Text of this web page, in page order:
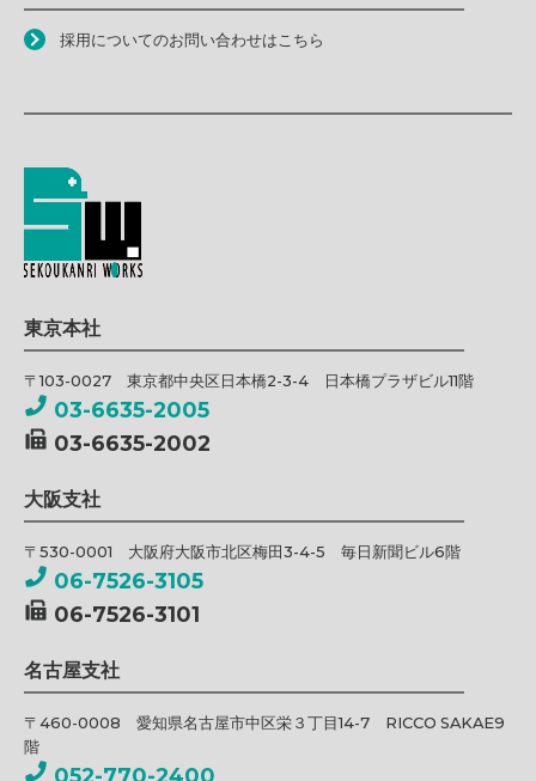
採用についてのお問い合わせはこちら
東京本社
〒103-0027 東京都中央区日本橋2-3-4 日本橋プラザビル11階
03-6635-2005
03-6635-2002
大阪支社
〒530-0001 大阪府大阪市北区梅田3-4-5 毎日新聞ビル6階
06-7526-3105
06-7526-3101
名古屋支社
〒460-0008 愛知県名古屋市中区栄３丁目14-7 RICCO SAKAE9
階
052-770-2400